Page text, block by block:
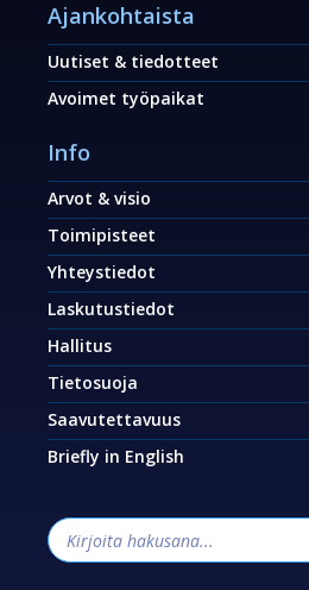
Ajankohtaista
Uutiset & tiedotteet
Avoimet työpaikat
Info
Arvot & visio
Toimipisteet
Yhteystiedot
Laskutustiedot
Hallitus
Tietosuoja
Saavutettavuus
Briefly in English